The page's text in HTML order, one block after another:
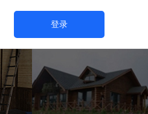
登录